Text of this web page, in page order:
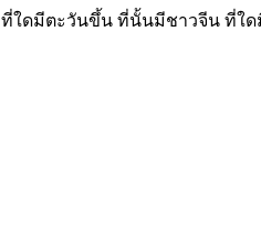
ที่ใดมีตะวันขึ้น ที่นั้นมีชาวจีน ที่ใดมี